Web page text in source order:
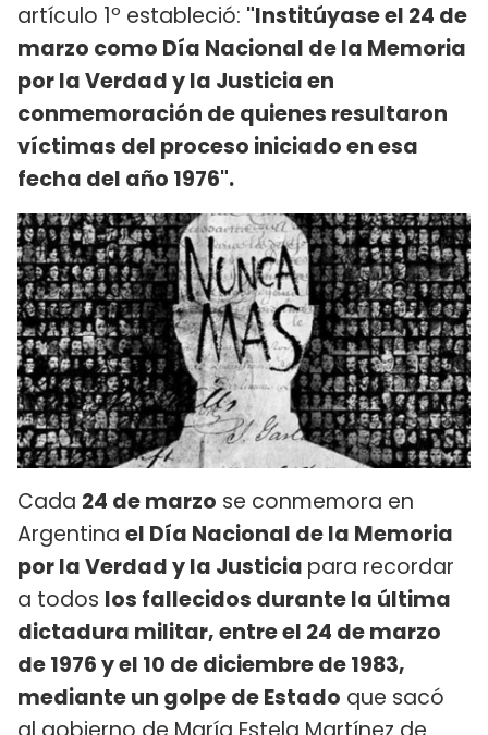
artículo 1º estableció: "Institúyase el 24 de
marzo como Día Nacional de la Memoria
por la Verdad y la Justicia en
conmemoración de quienes resultaron
víctimas del proceso iniciado en esa
fecha del año 1976".
Cada 24 de marzo se conmemora en
Argentina el Día Nacional de la Memoria
por la Verdad y la Justicia para recordar
a todos los fallecidos durante la última
dictadura militar, entre el 24 de marzo
de 1976 y el 10 de diciembre de 1983,
mediante un golpe de Estado que sacó